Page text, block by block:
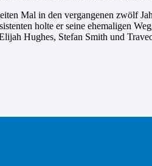
Mal in den vergangenen zwölf
holte er seine ehemaligen
Hughes, Stefan Smith und